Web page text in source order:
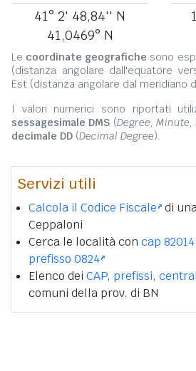
41° 2' 48,84'' N
41,0469° N
Le coordinate geografiche sono
(distanza angolare dall'equatore
Est (distanza angolare dal meridiano
I valori numerici sono riportati
sessagesimale DMS (Degree, Minute,
decimale DD (Decimal Degree).
Servizi utili
Calcola il Codice Fiscale di
Ceppaloni
Cerca le località con cap 82014
prefisso 0824
Elenco dei CAP, prefissi,
comuni della prov. di BN